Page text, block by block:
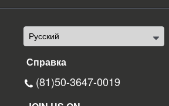
Справка
(81)50-3647-0019